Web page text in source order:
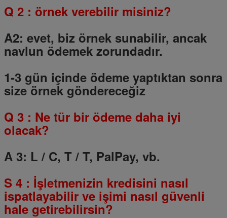
Q 2 : örnek verebilir misiniz?
A2: evet, biz örnek sunabilir, ancak
navlun ödemek zorundadır.
1-3 gün içinde ödeme yaptıktan sonra
size örnek göndereceğiz
Q 3 : Ne tür bir ödeme daha iyi
olacak?
A 3: L / C, T / T, PalPay, vb.
S 4 : İşletmenizin kredisini nasıl
ispatlayabilir ve işimi nasıl güvenli
hale getirebilirsin?